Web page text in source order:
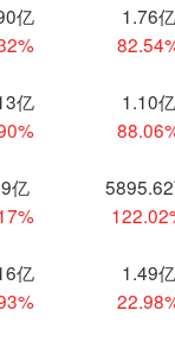
亿
1.76亿
亿
1.10亿
亿
亿
1.49亿